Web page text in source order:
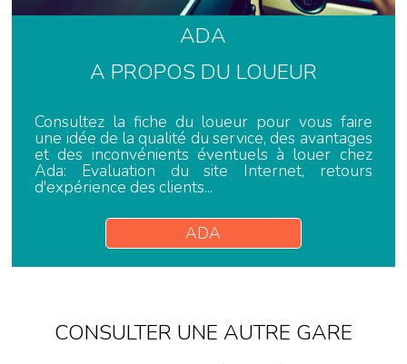
ADA
A PROPOS DU LOUEUR
Consultez la fiche du loueur pour vous faire
une idée de la qualité du service, des avantages
et des inconvénients éventuels à louer chez
Ada: Evaluation du site Internet, retours
d'expérience des clients...
ADA
CONSULTER UNE AUTRE GARE